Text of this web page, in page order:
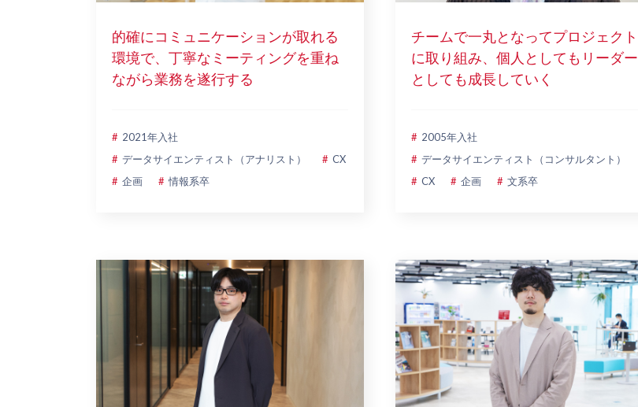
的確にコミュニケーションが取れる
環境で、丁寧なミーティングを重ね
ながら業務を遂行する
2021年入社
データサイエンティスト（アナリスト）
CX
企画
情報系卒
チームで一丸となってプロジェクト
に取り組み、個人としてもリーダー
としても成長していく
2005年入社
データサイエンティスト（コンサルタント）
CX
企画 文系卒